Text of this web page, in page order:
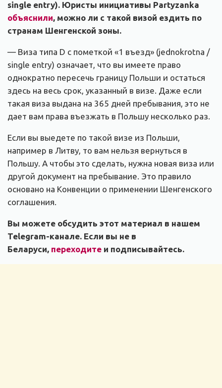
single entry). Юристы инициативы Partyzanka
объяснили, можно ли с такой визой ездить по
странам Шенгенской зоны.
— Виза типа D с пометкой «1 въезд» (jednokrotna /
single entry) означает, что вы имеете право
однократно пересечь границу Польши и остаться
здесь на весь срок, указанный в визе. Даже если
такая виза выдана на 365 дней пребывания, это не
дает вам права въезжать в Польшу несколько раз.
Если вы выедете по такой визе из Польши,
например в Литву, то вам нельзя вернуться в
Польшу. А чтобы это сделать, нужна новая виза или
другой документ на пребывание. Это правило
основано на Конвенции о применении Шенгенского
соглашения.
Вы можете обсудить этот материал в нашем
Telegram-канале. Если вы не в
Беларуси, переходите и подписывайтесь.